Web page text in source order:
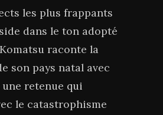
les plus frappants
dans le ton adopté
raconte la
son pays natal avec
retenue qui
le catastrophisme